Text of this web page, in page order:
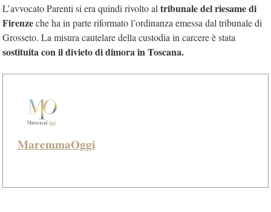
L’avvocato Parenti si era quindi rivolto al tribunale del riesame di
Firenzeche ha in parte riformato l’ordinanza emessa dal tribunale di
Grosseto. La misura cautelare della custodia in carcere è stata
sostituita con il divieto di dimora in Toscana.
MaremmaOggi